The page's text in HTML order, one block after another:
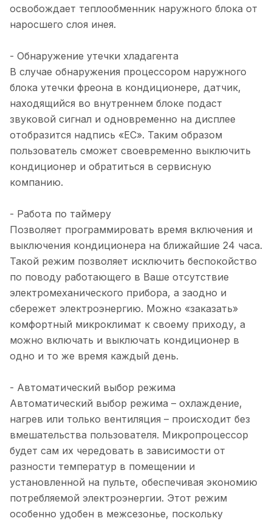
освобождает теплообменник наружного блока от
наросшего слоя инея.
- Обнаружение утечки хладагента
В случае обнаружения процессором наружного
блока утечки фреона в кондиционере, датчик,
находящийся во внутреннем блоке подаст
звуковой сигнал и одновременно на дисплее
отобразится надпись «EC». Таким образом
пользователь сможет своевременно выключить
кондиционер и обратиться в сервисную
компанию.
- Работа по таймеру
Позволяет программировать время включения и
выключения кондиционера на ближайшие 24 часа.
Такой режим позволяет исключить беспокойство
по поводу работающего в Ваше отсутствие
электромеханического прибора, а заодно и
сбережет электроэнергию. Можно «заказать»
комфортный микроклимат к своему приходу, а
можно включать и выключать кондиционер в
одно и то же время каждый день.
- Автоматический выбор режима
Автоматический выбор режима – охлаждение,
нагрев или только вентиляция – происходит без
вмешательства пользователя. Микропроцессор
будет сам их чередовать в зависимости от
разности температур в помещении и
установленной на пульте, обеспечивая экономию
потребляемой электроэнергии. Этот режим
особенно удобен в межсезонье, поскольку